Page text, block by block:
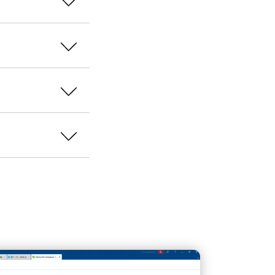
intuitiven
jeden Client
wieder für die
sichergestellt,
Transparenz
Place-